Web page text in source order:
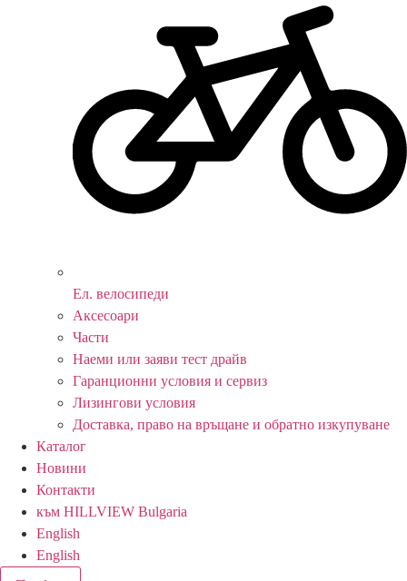
Ел. велосипеди
Аксесоари
Части
Наеми или заяви тест драйв
Гаранционни условия и сервиз
Лизингови условия
Доставка, право на връщане и обратно изкупуване
Каталог
Новини
Контакти
към HILLVIEW Bulgaria
English
English